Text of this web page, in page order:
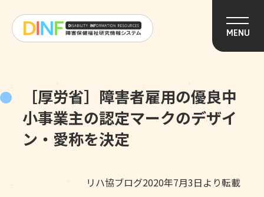
MENU
［厚労省］障害者雇用の優良中
小事業主の認定マークのデザイ
ン・愛称を決定
リハ協ブログ2020年7月3日より転載